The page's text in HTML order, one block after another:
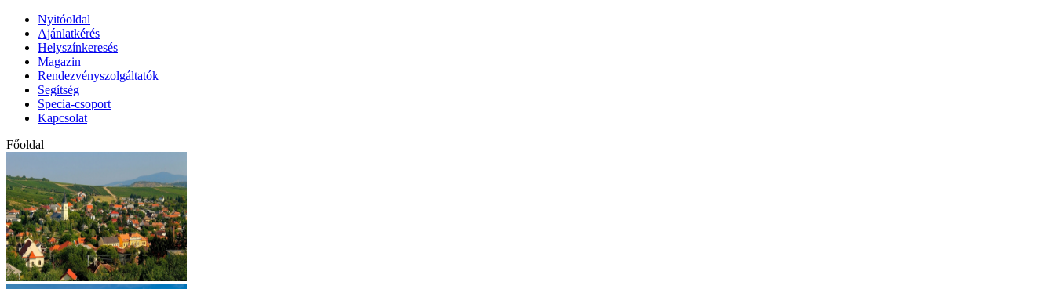
Nyitóoldal
Ajánlatkérés
Helyszínkeresés
Magazin
Rendezvényszolgáltatók
Segítség
Specia-csoport
Kapcsolat
Főoldal